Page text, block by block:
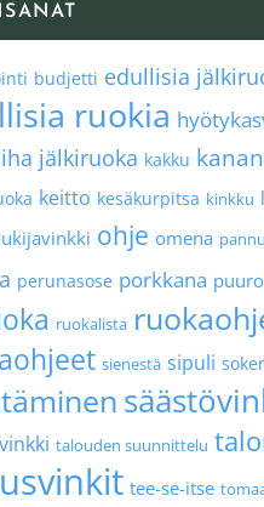
budjetti edullisia
ruokia
jälkiruoka kakku
keitto kesäkurpitsa kinkku
ohje omena
perunasose porkkana puuro
ruokalista
sienestä sipuli
talouden suunnittelu
tee-se-itse